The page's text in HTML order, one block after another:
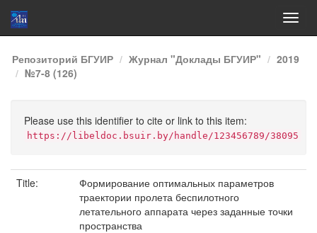
Skip
navigation
Репозиторий БГУИР Журнал "Доклады БГУИР"
2019
№7-8 (126)
Please use this identifier to cite or link to this item:
https://libeldoc.bsuir.by/handle/123456789/38095
Title:
Формирование оптимальных параметров
траектории пролета беспилотного
летательного аппарата через заданные точки
пространства